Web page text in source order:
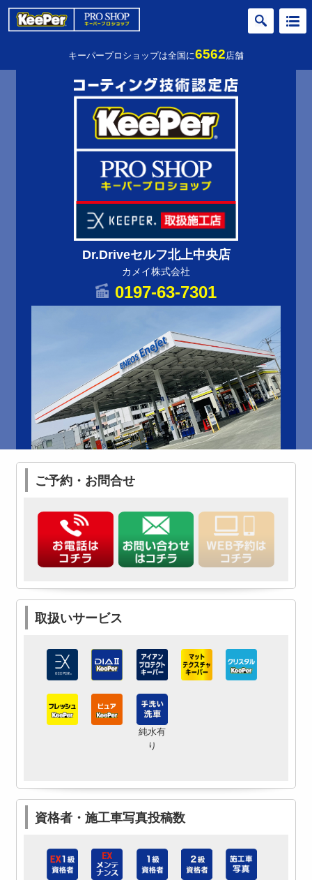
キーパープロショップは全国に6562店舗
Dr.Driveセルフ北上中央店
カメイ株式会社
0197-63-7301
ご予約・お問合せ
取扱いサービス
純水有
り
資格者・施工車写真投稿数